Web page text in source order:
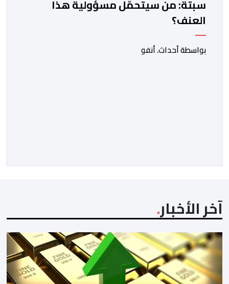
سبتة: من سيتحمّل مسؤولية هذا
العنف؟
بواسطة أحداث. أنفو
آخر الأخبار